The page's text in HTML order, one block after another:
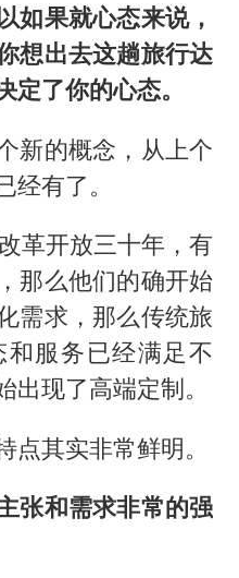
如果就心态来说，
想出去这趟旅行达
了你的心态。
新的概念，从上个
有了。
革开放三十年，有
那么他们的确开始
需求，那么传统旅
服务已经满足不
现了高端定制。
其实非常鲜明。
张和需求非常的强